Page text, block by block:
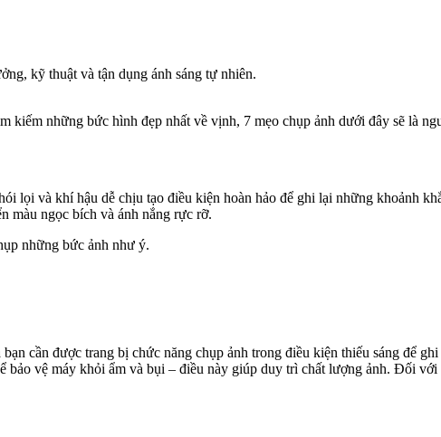
kỹ thuật và tận dụng ánh sáng tự nhiên.
những bức hình đẹp nhất về vịnh, 7 mẹo chụp ảnh dưới đây sẽ là
lọi và khí hậu dễ chịu tạo điều kiện hoàn hảo để ghi lại những khoảnh
màu ngọc bích và ánh nắng rực rỡ.
những bức ảnh như ý.
cần được trang bị chức năng chụp ảnh trong điều kiện thiếu sáng để
vệ máy khỏi ẩm và bụi – điều này giúp duy trì chất lượng ảnh. Đối